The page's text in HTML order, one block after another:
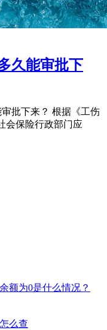
久能审批下
批下来？ 根据《工伤
会保险行政部门应
额为0是什么情况？
么查